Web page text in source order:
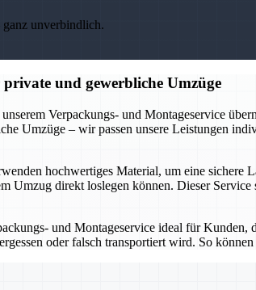
unverbindlich.
und gewerbliche Umzüge
Verpackungs- und Montageservice
Umzüge – wir passen unsere Leistungen
hochwertiges Material, um eine sichere
Umzug direkt loslegen können. Dieser
und Montageservice ideal für
oder falsch transportiert wird. So